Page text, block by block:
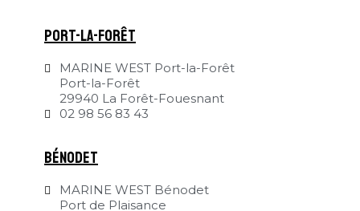
Port-la-Forêt
MARINE WEST Port-la-Forêt
Port-la-Forêt
29940 La Forêt-Fouesnant
02 98 56 83 43
Bénodet
MARINE WEST Bénodet
Port de Plaisance